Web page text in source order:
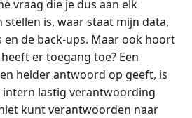
vraag die je dus aan elk
is, waar staat mijn data,
en de back-ups. Maar ook hoort
er toegang toe? Een
helder antwoord op geeft, is
lastig verantwoording
kunt verantwoorden naar